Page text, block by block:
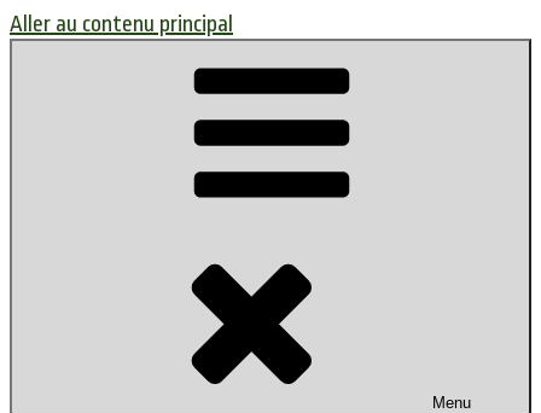
Aller au contenu principal
Menu